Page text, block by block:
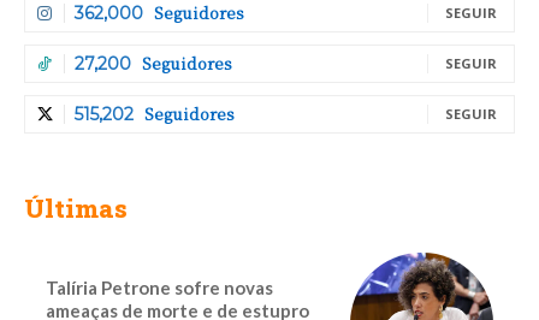
362,000 Seguidores SEGUIR
27,200 Seguidores SEGUIR
515,202 Seguidores SEGUIR
Últimas
Talíria Petrone sofre novas
ameaças de morte e de estupro